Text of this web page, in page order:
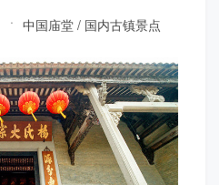
中国庙堂 / 国内古镇景点